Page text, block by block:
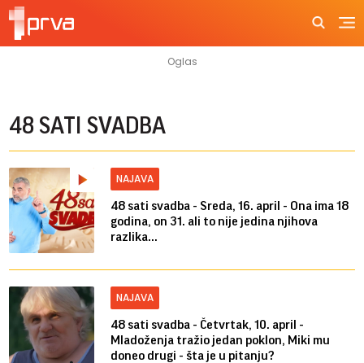
48 SATI SVADBA
NAJAVA
48 sati svadba - Sreda, 16. april - Ona ima 18
godina, on 31. ali to nije jedina njihova
razlika...
NAJAVA
48 sati svadba - Četvrtak, 10. april -
Mladoženja tražio jedan poklon, Miki mu
doneo drugi - šta je u pitanju?